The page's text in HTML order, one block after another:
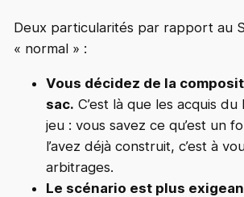
Deux particularités par rapport au
« normal » :
Vous décidez de la
sac. C’est là que les acquis
jeu : vous savez ce qu’est un
l’avez déjà construit, c’est à
arbitrages.
Le scénario est plus